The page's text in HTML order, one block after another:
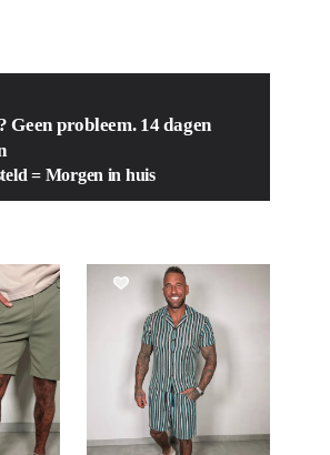
Geen probleem. 14 dagen
= Morgen in huis